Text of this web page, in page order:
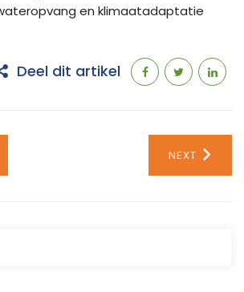
en klimaatadaptatie
Deel dit artikel
NEXT